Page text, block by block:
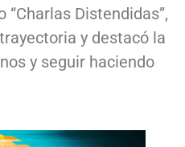
Distendidas”,
y destacó la
y seguir haciendo